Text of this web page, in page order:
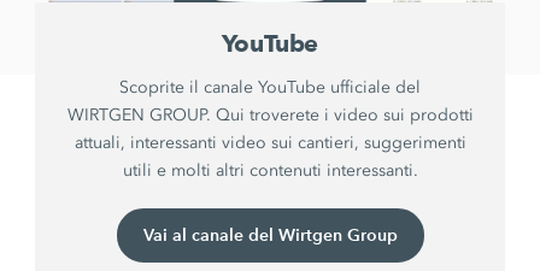
YouTube
Scoprite il canale YouTube ufficiale del
WIRTGEN GROUP. Qui troverete i video sui prodotti
attuali, interessanti video sui cantieri, suggerimenti
utili e molti altri contenuti interessanti.
Vai al canale del Wirtgen Group